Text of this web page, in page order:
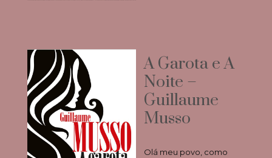
A Garota e A
Noite –
Guillaume
Musso
Olá meu povo, como